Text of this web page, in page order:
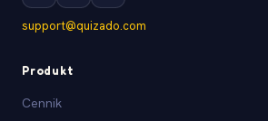
support@quizado.com
Produkt
Cennik